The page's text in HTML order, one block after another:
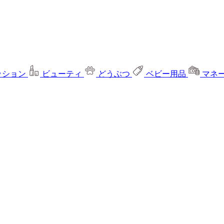
ョン ビューティ どうぶつ ベビー用品 マネ